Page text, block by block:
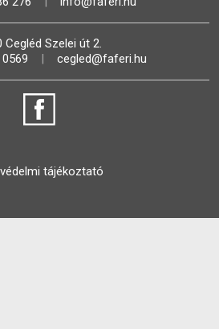
Cegléd Szelei út 2.
cegled@faferi.hu
tájékoztató